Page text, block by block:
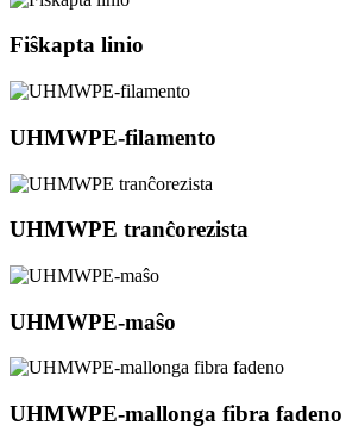
Fiŝkapta linio
UHMWPE-filamento
UHMWPE tranĉorezista
UHMWPE-maŝo
UHMWPE-mallonga fibra fadeno